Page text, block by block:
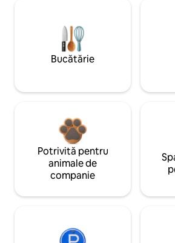
Bucătărie
Potrivită pentru
animale de
companie